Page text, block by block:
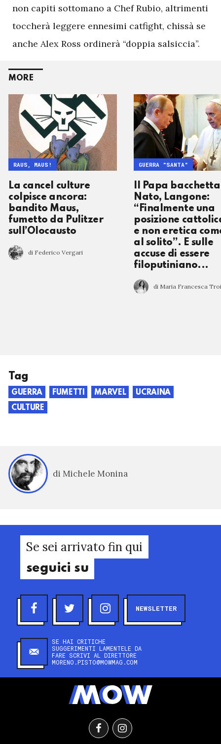
non capiti sottomano a Chef Rubio, altrimenti
toccherà leggere ennesimi catfight, chissà se
anche Alex Ross ordinerà “doppia salsiccia”.
MORE
La cancel culture
colpisce ancora:
bandito Maus,
fumetto da Pulitzer
sull’Olocausto
di Federico Vergari
RAUS, MAUS!
Il Papa
Nato, Langone:
“Finalmente una
posizione
e non eretica
al solito”. E sulle
accuse di essere
filoputiniano...
di Maria Francesca
GUERRA "SANTA"
Tag
GUERRA FUMETTI MARVEL
UCRAINA
CULTURE
di Michele Monina
Se sei arrivato fin qui
seguici su
NEWSLETTER
SE HAI CRITICHE
SUGGERIMENTI LAMENTELE DA
FARE SCRIVI AL DIRETTORE
MORENO.PISTO@MOWMAG.COM